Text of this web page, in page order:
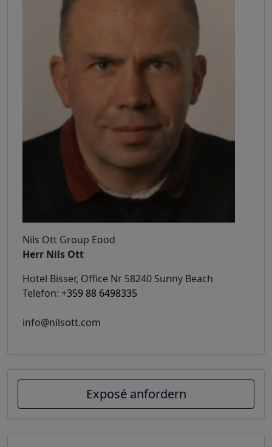
Nils Ott Group Eood
Herr Nils Ott
Hotel Bisser, Office Nr 58240 Sunny Beach
Telefon: +359 88 6498335
info@nilsott.com
Exposé anfordern